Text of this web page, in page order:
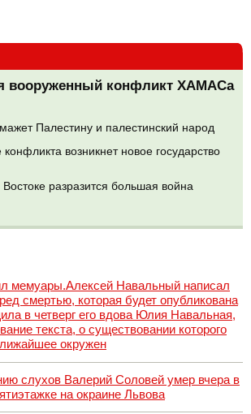
вооруженный конфликт ХАМАСа
Палестину и палестинский народ
конфликта возникнет новое государство
разразится большая война
мемуары.Алексей Навальный написал
смертью, которая будет опубликована
в четверг его вдова Юлия Навальная,
текста, о существовании которого
окружен
слухов Валерий Соловей умер вчера в
на окраине Львова